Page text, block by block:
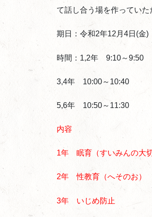
て話し合う場を作ってい
期日：令和2年12月4日(金)
時間：1,2年 9:10～9:50
3,4年 10:00～10:40
5,6年 10:50～11:30
内容
1年 眠育（すいみんの大切
2年 性教育（へそのお）
3年 いじめ防止